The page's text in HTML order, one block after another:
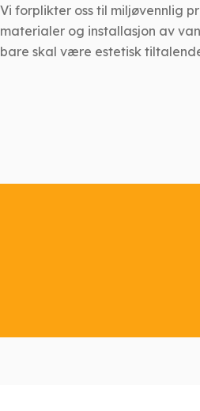
Vi forplikter oss til miljøvennlig
materialer og installasjon av
bare skal være estetisk